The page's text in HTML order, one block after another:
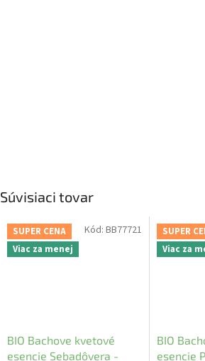
Súvisiaci tovar
SUPER CENA
Viac za menej
BIO Bachove kvetové
esencie Sebadôvera -
Kód: BB77721
SUPER
Viac za
BIO
esencie